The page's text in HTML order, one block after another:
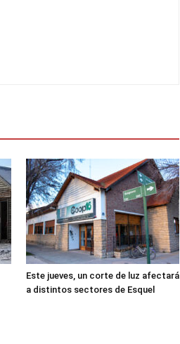
Este jueves, un corte de luz afectará
a distintos sectores de Esquel